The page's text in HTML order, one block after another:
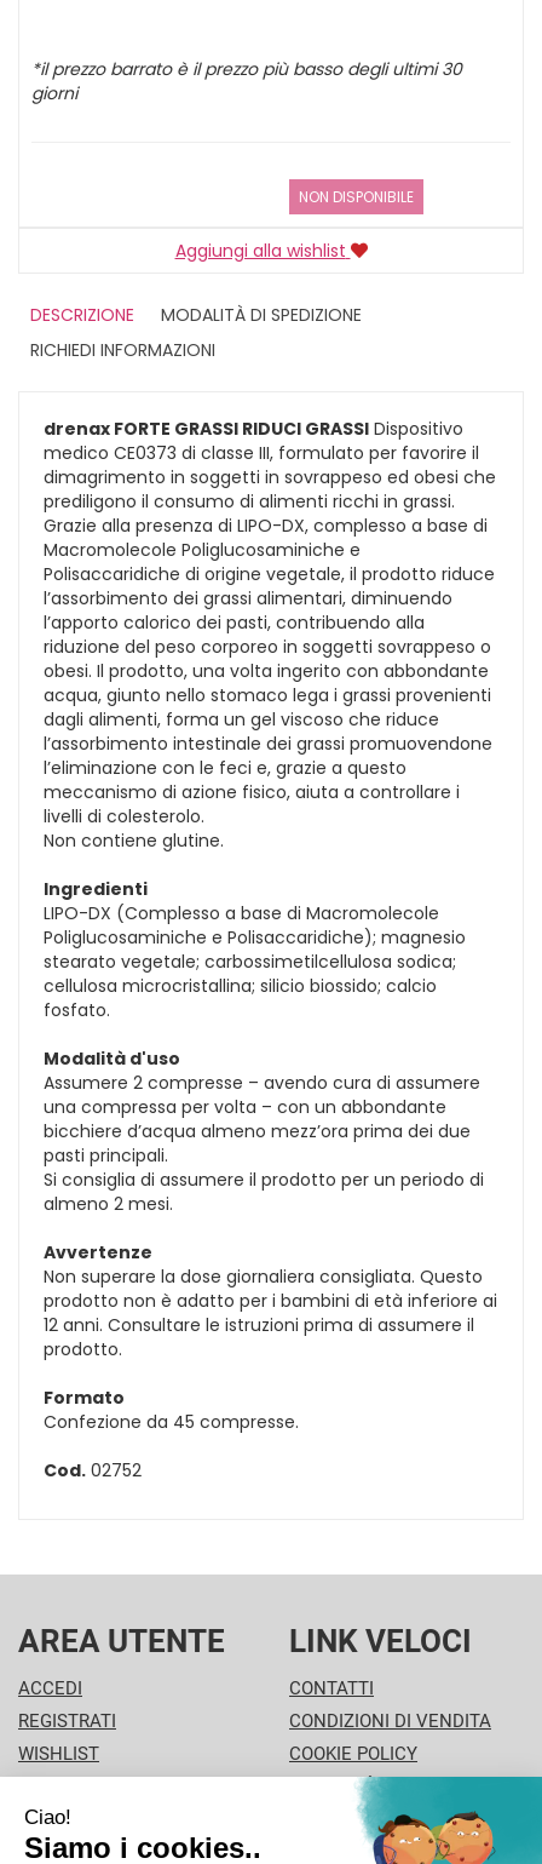
*il prezzo barrato è il prezzo più basso degli ultimi 30
giorni
NON DISPONIBILE
Aggiungi alla wishlist
DESCRIZIONE
MODALITÀ DI SPEDIZIONE
RICHIEDI INFORMAZIONI
drenax FORTE GRASSI RIDUCI GRASSI Dispositivo
medico CE0373 di classe III, formulato per favorire il
dimagrimento in soggetti in sovrappeso ed obesi che
prediligono il consumo di alimenti ricchi in grassi.
Grazie alla presenza di LIPO-DX, complesso a base di
Macromolecole Poliglucosaminiche e
Polisaccaridiche di origine vegetale, il prodotto riduce
l’assorbimento dei grassi alimentari, diminuendo
l’apporto calorico dei pasti, contribuendo alla
riduzione del peso corporeo in soggetti sovrappeso o
obesi. Il prodotto, una volta ingerito con abbondante
acqua, giunto nello stomaco lega i grassi provenienti
dagli alimenti, forma un gel viscoso che riduce
l’assorbimento intestinale dei grassi promuovendone
l’eliminazione con le feci e, grazie a questo
meccanismo di azione fisico, aiuta a controllare i
livelli di colesterolo.
Non contiene glutine.
Ingredienti
LIPO-DX (Complesso a base di Macromolecole
Poliglucosaminiche e Polisaccaridiche); magnesio
stearato vegetale; carbossimetilcellulosa sodica;
cellulosa microcristallina; silicio biossido; calcio
fosfato.
Modalità d'uso
Assumere 2 compresse – avendo cura di assumere
una compressa per volta – con un abbondante
bicchiere d’acqua almeno mezz’ora prima dei due
pasti principali.
Si consiglia di assumere il prodotto per un periodo di
almeno 2 mesi.
Avvertenze
Non superare la dose giornaliera consigliata. Questo
prodotto non è adatto per i bambini di età inferiore ai
12 anni. Consultare le istruzioni prima di assumere il
prodotto.
Formato
Confezione da 45 compresse.
Cod. 02752
AREA UTENTE
ACCEDI
REGISTRATI
WISHLIST
NEWSLETTER
LINK VELOCI
CONTATTI
CONDIZIONI DI VENDITA
COOKIE POLICY
MODALITÀ DI PAGAMENTO
INFORMATIVA PRIVACY